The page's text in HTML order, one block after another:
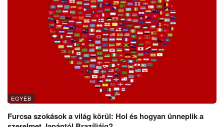
EGYÉB
Furcsa szokások a világ körül: Hol és hogyan ünneplik a